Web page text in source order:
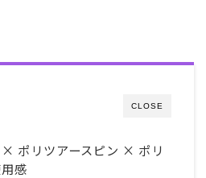
CLOSE
× ポリツアースピン × ポリ
感